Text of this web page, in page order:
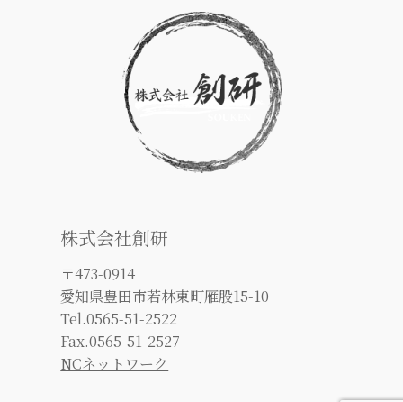
株式会社創研
〒473-0914
愛知県豊田市若林東町雁股15-10
Tel.0565-51-2522
Fax.0565-51-2527
NCネットワーク